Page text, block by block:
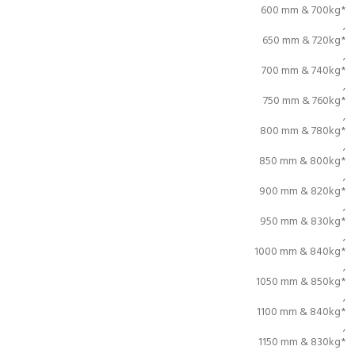
600 mm & 700kg*
,
650 mm & 720kg*
,
700 mm & 740kg*
,
750 mm & 760kg*
,
800 mm & 780kg*
,
850 mm & 800kg*
,
900 mm & 820kg*
,
950 mm & 830kg*
,
1000 mm & 840kg*
,
1050 mm & 850kg*
,
1100 mm & 840kg*
,
1150 mm & 830kg*